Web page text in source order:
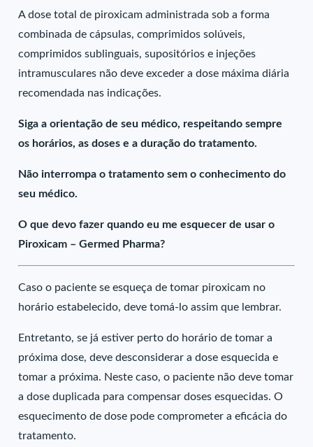
A dose total de piroxicam administrada sob a forma
combinada de cápsulas, comprimidos solúveis,
comprimidos sublinguais, supositórios e injeções
intramusculares não deve exceder a dose máxima diária
recomendada nas indicações.
Siga a orientação de seu médico, respeitando sempre
os horários, as doses e a duração do tratamento.
Não interrompa o tratamento sem o conhecimento do
seu médico.
O que devo fazer quando eu me esquecer de usar o
Piroxicam – Germed Pharma?
Caso o paciente se esqueça de tomar piroxicam no
horário estabelecido, deve tomá-lo assim que lembrar.
Entretanto, se já estiver perto do horário de tomar a
próxima dose, deve desconsiderar a dose esquecida e
tomar a próxima. Neste caso, o paciente não deve tomar
a dose duplicada para compensar doses esquecidas. O
esquecimento de dose pode comprometer a eficácia do
tratamento.